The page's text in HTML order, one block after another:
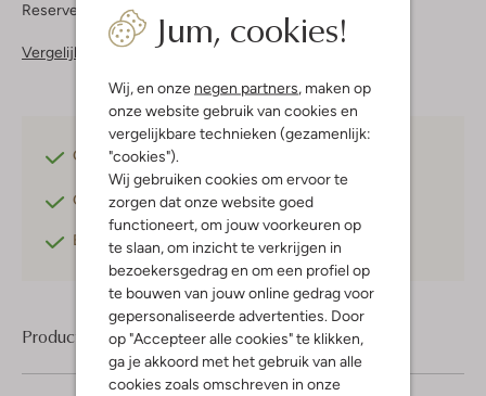
Jum, cookies!
Wij, en onze negen partners , maken op
onze website gebruik van cookies en
vergelijkbare technieken (gezamenlijk:
"cookies").
Wij gebruiken cookies om ervoor te
zorgen dat onze website goed
functioneert, om jouw voorkeuren op
te slaan, om inzicht te verkrijgen in
bezoekersgedrag en om een profiel op
te bouwen van jouw online gedrag voor
gepersonaliseerde advertenties. Door
op "Accepteer alle cookies" te klikken,
ga je akkoord met het gebruik van alle
cookies zoals omschreven in onze
Reserveer direct in een van onze 37 boutiques
Vergelijkbare items
Gratis verzending
Gratis retournerenbinnen 30 dagen*
Betaal achteraf met Klarna
Product informatie